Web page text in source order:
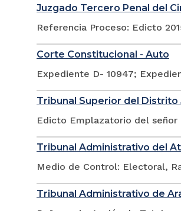
Juzgado Tercero Penal del
Referencia Proceso: Edicto
Corte Constitucional - Auto
Expediente D- 10947;
Tribunal Superior del Distrito
Edicto Emplazatorio del
Tribunal Administrativo del
Medio de Control: Electoral,
Tribunal Administrativo de